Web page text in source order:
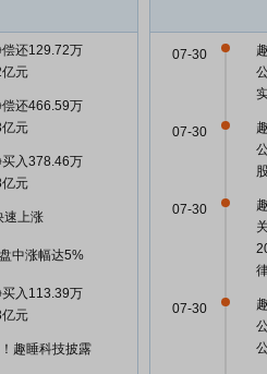
还129.72万
元
还466.59万
元
入378.46万
元
速上涨
中涨幅达5%
入113.39万
元
趣睡科技披露
07-30
07-30
07-30
07-30